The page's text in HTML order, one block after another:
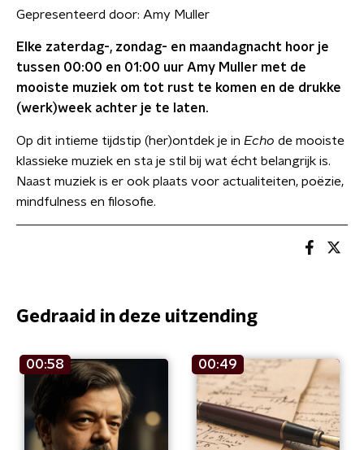
Gepresenteerd door: Amy Muller
Elke zaterdag-, zondag- en maandagnacht hoor je
tussen 00:00 en 01:00 uur Amy Muller met de
mooiste muziek om tot rust te komen en de drukke
(werk)week achter je te laten.
Op dit intieme tijdstip (her)ontdek je in Echo de mooiste
klassieke muziek en sta je stil bij wat écht belangrijk is.
Naast muziek is er ook plaats voor actualiteiten, poëzie,
mindfulness en filosofie.
Gedraaid in deze uitzending
00:58 00:49